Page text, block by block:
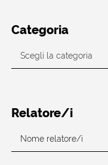
Categoria
Relatore/i